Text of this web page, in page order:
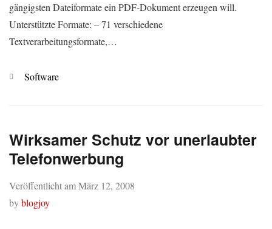
gängigsten Dateiformate ein PDF-Dokument erzeugen will.
Unterstützte Formate: – 71 verschiedene
Textverarbeitungsformate,…
Kategorien
Software
Wirksamer Schutz vor unerlaubter
Telefonwerbung
Veröffentlicht amMärz 12, 2008
byblogjoy